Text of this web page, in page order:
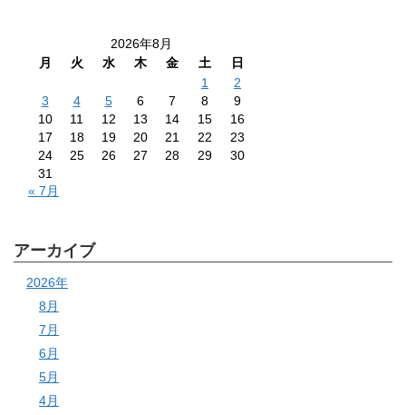
2026年8月
月
火 水 木 金 土
日
1
2
3
4 5 6 7 8
9
10
11 12 13 14 15
16
17
18 19 20 21 22
23
24
25 26 27 28 29
30
31
« 7月
アーカイブ
2026年
8月
7月
6月
5月
4月